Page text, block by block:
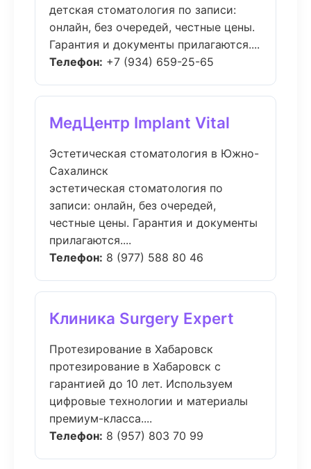
детская стоматология по записи:
онлайн, без очередей, честные цены.
Гарантия и документы прилагаются....
Телефон: +7 (934) 659-25-65
МедЦентр Implant Vital
Эстетическая стоматология в Южно-
Сахалинск
эстетическая стоматология по
записи: онлайн, без очередей,
честные цены. Гарантия и документы
прилагаются....
Телефон: 8 (977) 588 80 46
Клиника Surgery Expert
Протезирование в Хабаровск
протезирование в Хабаровск с
гарантией до 10 лет. Используем
цифровые технологии и материалы
премиум-класса....
Телефон: 8 (957) 803 70 99